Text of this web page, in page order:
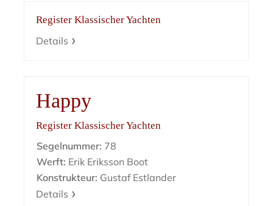
Register Klassischer Yachten
Details
Happy
Register Klassischer Yachten
Segelnummer: 78
Werft: Erik Eriksson Boot
Konstrukteur: Gustaf Estlander
Details